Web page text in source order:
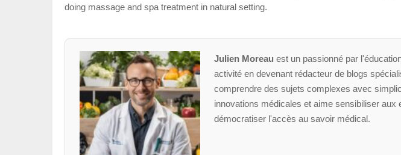
doing massage and spa treatment in natural setting.
Julien Moreau est un passionné par
activité en devenant rédacteur de blogs
comprendre des sujets complexes avec
innovations médicales et aime sensibiliser
démocratiser l'accès au savoir médical.